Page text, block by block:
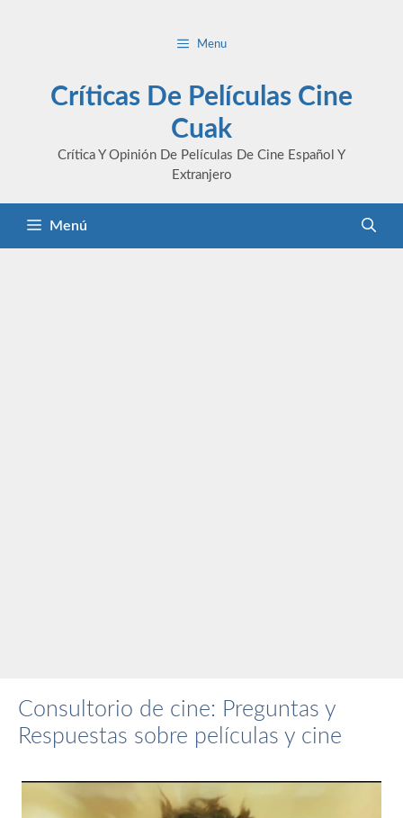
Menu
Críticas De Películas Cine
Cuak
Crítica Y Opinión De Películas De Cine Español Y
Extranjero
Menú
Consultorio de cine: Preguntas y
Respuestas sobre películas y cine